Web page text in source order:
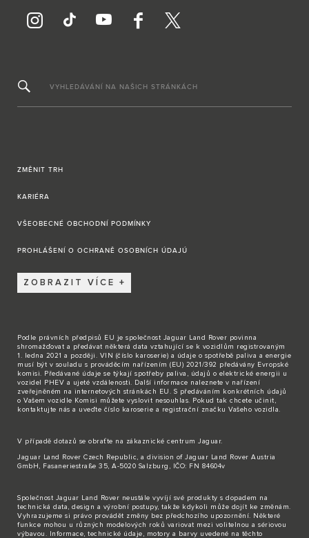
VYHLEDÁVÁNÍ NA NAŠICH STRÁNKÁCH
ZMĚNIT TRH
KARIÉRA
VŠEOBECNÉ OBCHODNÍ PODMÍNKY
PROHLÁŠENÍ O OCHRANĚ OSOBNÍCH ÚDAJÚ
ZOBRAZIT VÍCE
Podle právních předpisů EU je společnost Jaguar Land Rover povinna
shromažďovat a předávat některá data vztahující se k vozidlům registrovaným
1. ledna 2021 a později. VIN (číslo karoserie) a údaje o spotřebě paliva a energie
musí být v souladu s prováděcím nařízením (EU) 2021/392 předávány Evropské
komisi. Předávané údaje se týkají spotřeby paliva, údajů o elektrické energii u
vozidel PHEV a ujeté vzdálenosti. Další informace naleznete v nařízení
zveřejněném na internetových stránkách EU. S předáváním konkrétních údajů
o Vašem vozidle Komisi můžete vyslovit nesouhlas. Pokud tak chcete učinit,
kontaktujte nás a uveďte číslo karoserie a registrační značku Vašeho vozidla.
V případě dotazů se obraťte na zákaznické centrum Jaguar.
Jaguar Land Rover Czech Republic, a division of Jaguar Land Rover Austria
GmbH, Fasaneriestraße 35, A-5020 Salzburg, IČO: FN 84604v
Společnost Jaguar Land Rover neustále vyvíjí své produkty s dopadem na
technická data, design a výrobní postupy, takže kdykoli může dojít ke změnám.
Vyhrazujeme si právo provádět změny bez předchozího upozornění. Některé
funkce mohou u různých modelových roků variovat mezi volitelnou a sériovou
výbavou. Informace, technické údaje, motory a barvy uvedené na těchto